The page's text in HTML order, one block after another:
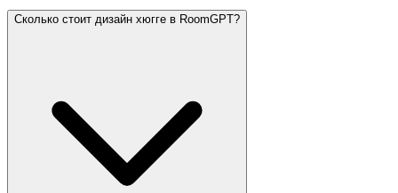
Сколько стоит дизайн хюгге в RoomGPT?